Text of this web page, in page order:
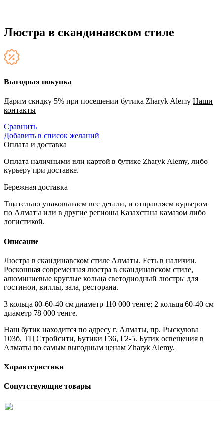
Люстра в скандинавском стиле
Выгодная покупка
Дарим скидку 5% при посещении бутика Zharyk Alemy Наши
контакты
Сравнить
Добавить в список желаний
Оплата и доставка
Оплата наличными или картой в бутике Zharyk Alemy, либо
курьеру при доставке.
Бережная доставка
Тщательно упаковываем все детали, и отправляем курьером
по Алматы или в другие регионы Казахстана камазом либо
логистикой.
Описание
Люстра в скандинавском стиле Алматы. Есть в наличии.
Роскошная современная люстра в скандинавском стиле,
алюминиевые круглые кольца светодиодный люстры для
гостиной, виллы, зала, ресторана.
3 кольца 80-60-40 см диаметр 110 000 тенге; 2 кольца 60-40 см
диаметр 78 000 тенге.
Наш бутик находится по адресу г. Алматы, пр. Рыскулова
103б, ТЦ Стройсити, Бутики Г36, Г2-5. Бутик освещения в
Алматы по самым выгодным ценам Zharyk Alemy.
Характеристики
Сопутствующие товары